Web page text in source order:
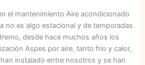
el mantenimiento Aire acondicionado
no es algo estacional y de temporadas
desde hace muchos años los
Aspes por aire, tanto frio y calor,
instalado entre nosotros y se han